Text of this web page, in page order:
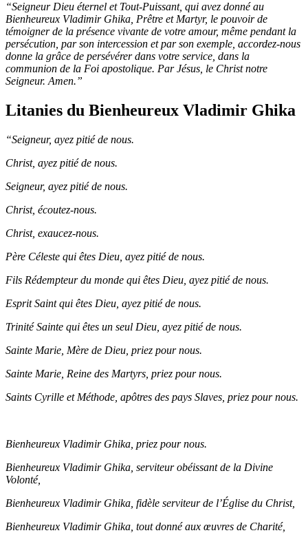
“Seigneur Dieu éternel et Tout-Puissant, qui avez donné au
Bienheureux Vladimir Ghika, Prêtre et Martyr, le pouvoir de
témoigner de la présence vivante de votre amour, même pendant la
persécution, par son intercession et par son exemple, accordez-nous
donne la grâce de persévérer dans votre service, dans la
communion de la Foi apostolique. Par Jésus, le Christ notre
Seigneur. Amen.”
Litanies du Bienheureux Vladimir Ghika
“Seigneur, ayez pitié de nous.
Christ, ayez pitié de nous.
Seigneur, ayez pitié de nous.
Christ, écoutez-nous.
Christ, exaucez-nous.
Père Céleste qui êtes Dieu, ayez pitié de nous.
Fils Rédempteur du monde qui êtes Dieu, ayez pitié de nous.
Esprit Saint qui êtes Dieu, ayez pitié de nous.
Trinité Sainte qui êtes un seul Dieu, ayez pitié de nous.
Sainte Marie, Mère de Dieu, priez pour nous.
Sainte Marie, Reine des Martyrs, priez pour nous.
Saints Cyrille et Méthode, apôtres des pays Slaves, priez pour nous.
Bienheureux Vladimir Ghika, priez pour nous.
Bienheureux Vladimir Ghika, serviteur obéissant de la Divine
Volonté,
Bienheureux Vladimir Ghika, fidèle serviteur de l’Église du Christ,
Bienheureux Vladimir Ghika, tout donné aux œuvres de Charité,